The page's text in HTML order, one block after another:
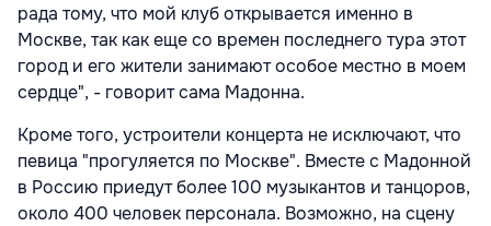
рада тому, что мой клуб открывается именно в
Москве, так как еще со времен последнего тура этот
город и его жители занимают особое местно в моем
сердце", - говорит сама Мадонна.
Кроме того, устроители концерта не исключают, что
певица "прогуляется по Москве". Вместе с Мадонной
в Россию приедут более 100 музыкантов и танцоров,
около 400 человек персонала. Возможно, на сцену